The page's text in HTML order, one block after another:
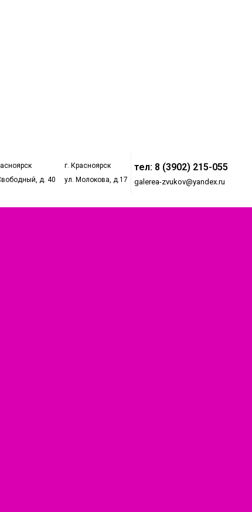
д. 40
г. Красноярск
ул. Молокова, д.17
тел: 8 (3902) 215-055
galerea-zvukov@yandex.ru